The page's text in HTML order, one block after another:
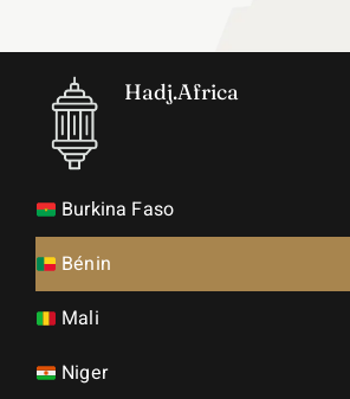
Hadj.Africa
Burkina Faso
Bénin
Mali
Niger